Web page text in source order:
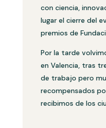
con ciencia,
lugar el cierre del
premios de
Por la tarde
en Valencia, tras
de trabajo pero
recompensados
recibimos de los